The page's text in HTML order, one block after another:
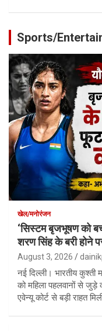
Sports/
खेल/मनोरंजन
‘सिस्टम बृजभूषण को
शरण सिंह के बरी होने
August 3, 2026
नई दिल्ली। भारतीय
को महिला पहलवानों से जुड़े
एवेन्यू कोर्ट से बड़ी राहत